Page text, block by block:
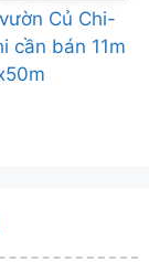
Củ Chi-
cần bán 11m